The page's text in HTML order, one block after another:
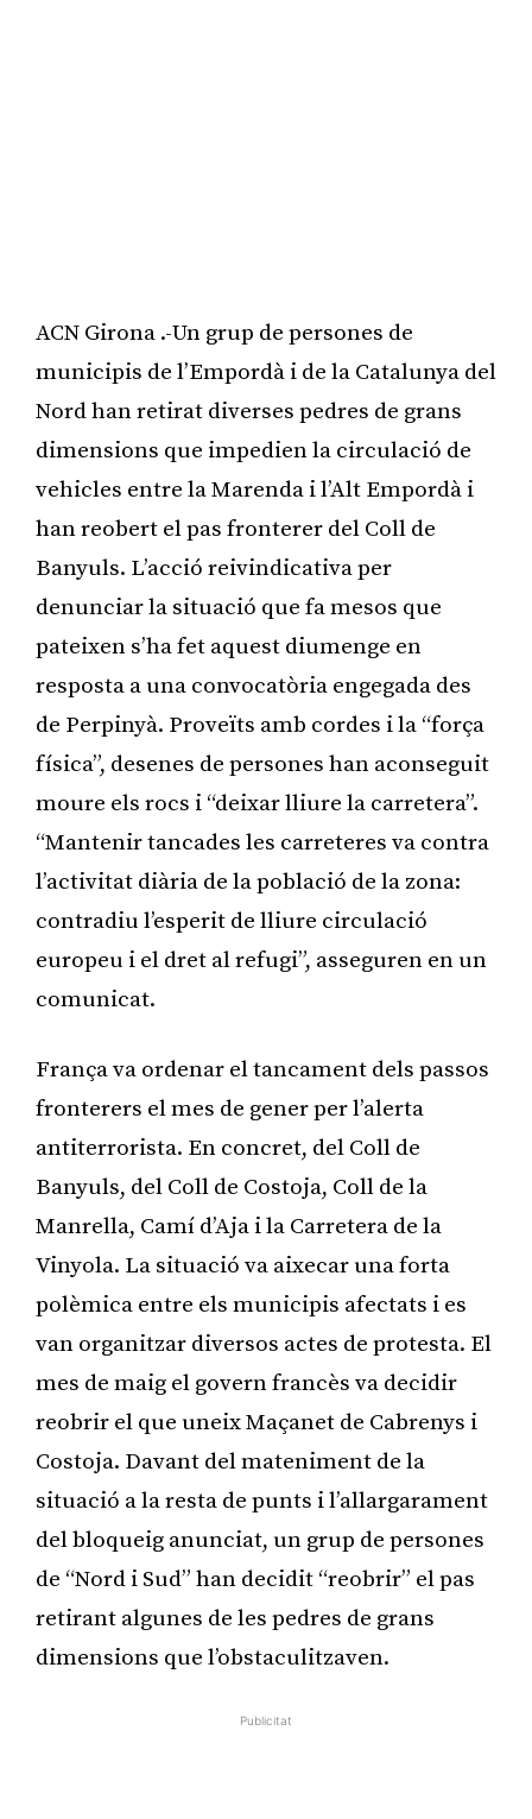
ACN Girona .-Un grup de persones de
municipis de l’Empordà i de la Catalunya del
Nord han retirat diverses pedres de grans
dimensions que impedien la circulació de
vehicles entre la Marenda i l’Alt Empordà i
han reobert el pas fronterer del Coll de
Banyuls. L’acció reivindicativa per
denunciar la situació que fa mesos que
pateixen s’ha fet aquest diumenge en
resposta a una convocatòria engegada des
de Perpinyà. Proveïts amb cordes i la “força
física”, desenes de persones han aconseguit
moure els rocs i “deixar lliure la carretera”.
“Mantenir tancades les carreteres va contra
l’activitat diària de la població de la zona:
contradiu l’esperit de lliure circulació
europeu i el dret al refugi”, asseguren en un
comunicat.
França va ordenar el tancament dels passos
fronterers el mes de gener per l’alerta
antiterrorista. En concret, del Coll de
Banyuls, del Coll de Costoja, Coll de la
Manrella, Camí d’Aja i la Carretera de la
Vinyola. La situació va aixecar una forta
polèmica entre els municipis afectats i es
van organitzar diversos actes de protesta. El
mes de maig el govern francès va decidir
reobrir el que uneix Maçanet de Cabrenys i
Costoja. Davant del mateniment de la
situació a la resta de punts i l’allargarament
del bloqueig anunciat, un grup de persones
de “Nord i Sud” han decidit “reobrir” el pas
retirant algunes de les pedres de grans
dimensions que l’obstaculitzaven.
Publicitat